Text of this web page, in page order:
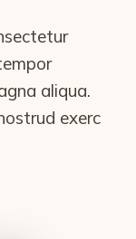
aliqua.
exerc